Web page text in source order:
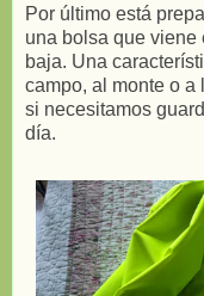
Por último está
una bolsa que viene
baja. Una
campo, al monte o a
si necesitamos
día.